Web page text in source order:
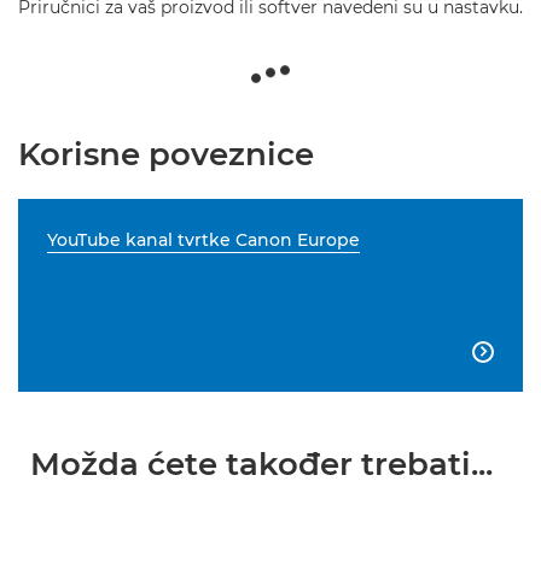
Priručnici za vaš proizvod ili softver navedeni su u nastavku.
Korisne poveznice
YouTube kanal tvrtke Canon Europe

Možda ćete također trebati...